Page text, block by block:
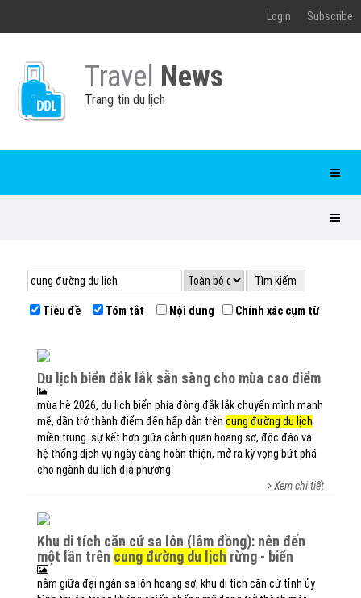
Login Subscribe
Travel News
Trang tin du lịch
Tiêu đề Tóm tắt Nội dung Chính xác cụm từ
du lịch biển đắk lắk sẵn sàng cho mùa cao điểm
mùa hè 2026, du lịch biển phía đông đắk lắk chuyển mình mạnh
mẽ, dần trở thành điểm đến hấp dẫn trên cung đường du lịch
miền trung. sự kết hợp giữa cảnh quan hoang sơ, độc đáo và
hệ thống dịch vụ ngày càng hoàn thiện, mở ra kỳ vọng bứt phá
cho ngành du lịch địa phương.
Xem chi tiết
khu di tích căn cứ sa lôn (lâm đồng): nên đến
một lần trên cung đường du lịch rừng - biển
nằm giữa đại ngàn sa lôn hoang sơ, khu di tích căn cứ tỉnh ủy